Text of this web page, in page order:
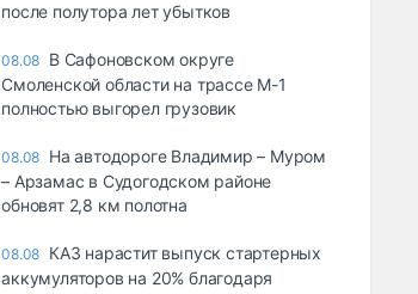
после полутора лет убытков
08.08 В Сафоновском округе
Смоленской области на трассе М-1
полностью выгорел грузовик
08.08 На автодороге Владимир – Муром
– Арзамас в Судогодском районе
обновят 2,8 км полотна
08.08 КАЗ нарастит выпуск стартерных
аккумуляторов на 20% благодаря